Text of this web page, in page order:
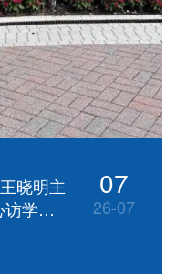
晓明主
学研
07
26-07